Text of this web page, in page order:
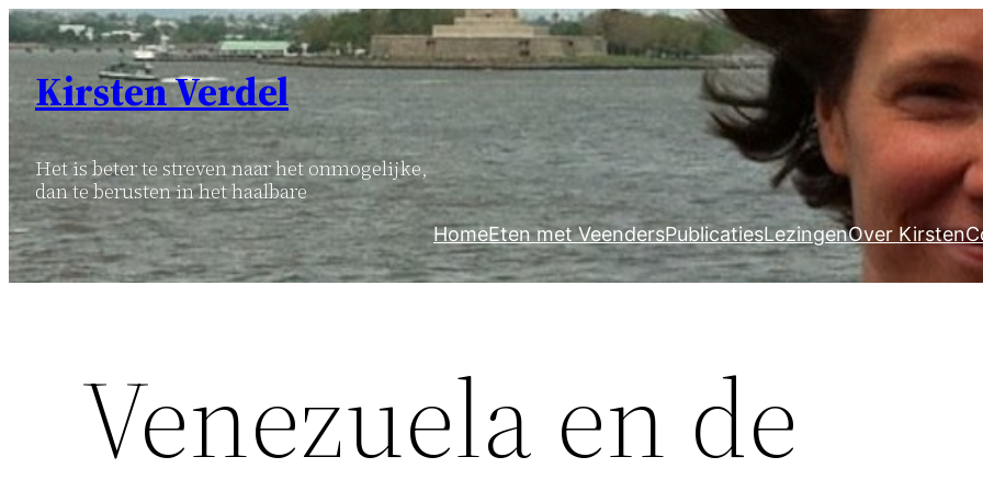
Ga
naar
inhoud
Kirsten Verdel
Het is beter te streven naar het onmogelijke,
dan te berusten in het haalbare
HomeEten met VeendersPublicatiesLezingenOver Kirsten
Venezuela en de